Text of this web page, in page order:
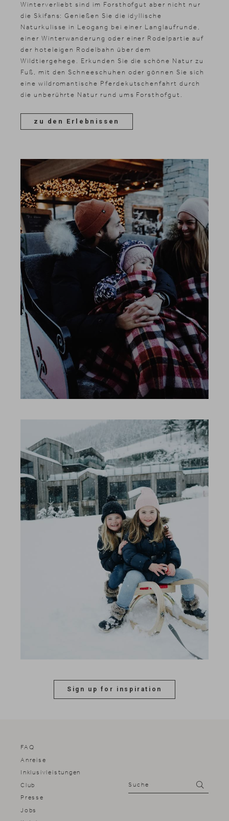
Suchen
Winterverliebt sind im Forsthofgut aber nicht nur
die Skifans: Genießen Sie die idyllische
Naturkulisse in Leogang bei einer Langlaufrunde,
einer Winterwanderung oder einer Rodelpartie auf
der hoteleigen Rodelbahn über dem
Wildtiergehege. Erkunden Sie die schöne Natur zu
Fuß, mit den Schneeschuhen oder gönnen Sie sich
eine wildromantische Pferdekutschenfahrt durch
die unberührte Natur rund ums Forsthofgut.
zu den Erlebnissen
FAQ
Anreise
Inklusivleistungen
Club
Presse
Jobs
Sign up for inspiration